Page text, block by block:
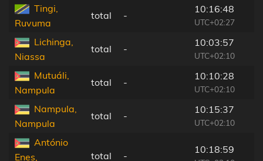
Tingi,
Ruvuma
total -
10:16:48
UTC+02:27
Lichinga,
Niassa
total -
10:03:57
UTC+02:10
Mutuáli,
Nampula
total -
10:10:28
UTC+02:10
Nampula,
Nampula
total -
10:15:37
UTC+02:10
António
Enes,
total -
10:18:59